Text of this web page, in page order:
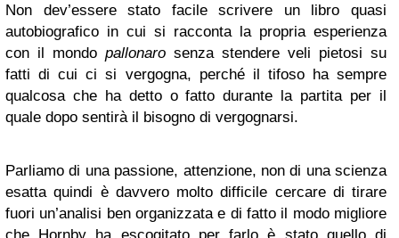
Non dev’essere stato facile scrivere un libro quasi
autobiografico in cui si racconta la propria esperienza
con il mondo pallonaro senza stendere veli pietosi su
fatti di cui ci si vergogna, perché il tifoso ha sempre
qualcosa che ha detto o fatto durante la partita per il
quale dopo sentirà il bisogno di vergognarsi.
Parliamo di una passione, attenzione, non di una scienza
esatta quindi è davvero molto difficile cercare di tirare
fuori un’analisi ben organizzata e di fatto il modo migliore